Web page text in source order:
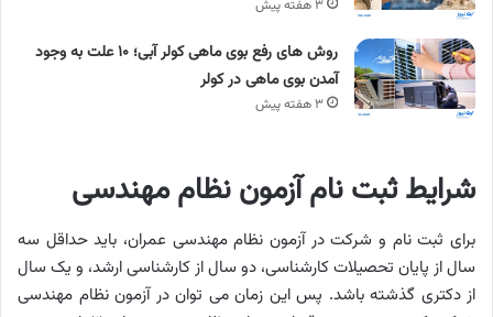
۳ هفته پیش
روش های رفع بوی ماهی کولر آبی؛ ۱۰ علت به وجود
آمدن بوی ماهی در کولر
۳ هفته پیش
شرایط ثبت نام آزمون نظام مهندسی
برای ثبت نام و شرکت در آزمون نظام مهندسی عمران، باید حداقل سه
سال از پایان تحصیلات کارشناسی، دو سال از کارشناسی ارشد، و یک سال
از دکتری گذشته باشد. پس این زمان می توان در آزمون نظام مهندسی